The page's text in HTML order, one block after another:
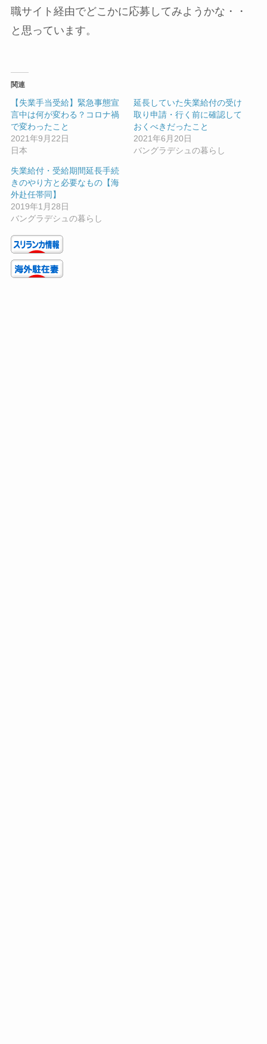
職サイト経由でどこかに応募してみようかな・・
と思っています。
関連
【失業手当受給】緊急事態宣
言中は何が変わる？コロナ禍
で変わったこと
2021年9月22日
日本
延長していた失業給付の受け
取り申請・行く前に確認して
おくべきだったこと
2021年6月20日
バングラデシュの暮らし
失業給付・受給期間延長手続
きのやり方と必要なもの【海
外赴任帯同】
2019年1月28日
バングラデシュの暮らし